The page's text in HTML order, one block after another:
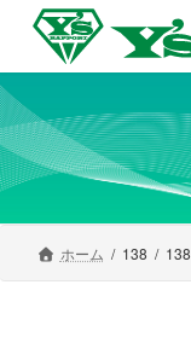
ン
ツ
へ
ス
キ
プ
ー
シ
ョ
ン
に
動
ホーム 138 138